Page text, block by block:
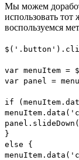
Мы можем
использовать
воспользуемся
var menuItem
var panel =
if
}
else {